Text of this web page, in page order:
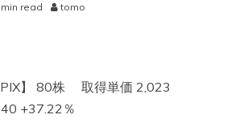
min read tomo
】 80株 取得単価 2,023
+37.22％